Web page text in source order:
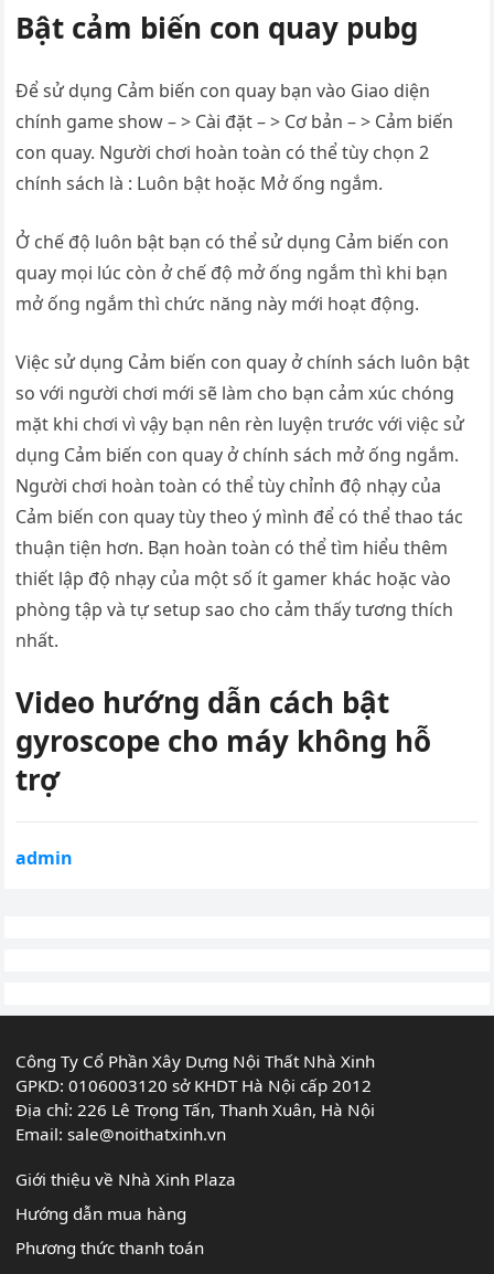
Bật cảm biến con quay pubg
Để sử dụng Cảm biến con quay bạn vào Giao diện
chính game show – > Cài đặt – > Cơ bản – > Cảm biến
con quay. Người chơi hoàn toàn có thể tùy chọn 2
chính sách là : Luôn bật hoặc Mở ống ngắm.
Ở chế độ luôn bật bạn có thể sử dụng Cảm biến con
quay mọi lúc còn ở chế độ mở ống ngắm thì khi bạn
mở ống ngắm thì chức năng này mới hoạt động.
Việc sử dụng Cảm biến con quay ở chính sách luôn bật
so với người chơi mới sẽ làm cho bạn cảm xúc chóng
mặt khi chơi vì vậy bạn nên rèn luyện trước với việc sử
dụng Cảm biến con quay ở chính sách mở ống ngắm.
Người chơi hoàn toàn có thể tùy chỉnh độ nhạy của
Cảm biến con quay tùy theo ý mình để có thể thao tác
thuận tiện hơn. Bạn hoàn toàn có thể tìm hiểu thêm
thiết lập độ nhạy của một số ít gamer khác hoặc vào
phòng tập và tự setup sao cho cảm thấy tương thích
nhất.
Video hướng dẫn cách bật
gyroscope cho máy không hỗ
trợ
admin
Công Ty Cổ Phần Xây Dựng Nội Thất Nhà Xinh
GPKD: 0106003120 sở KHDT Hà Nội cấp 2012
Địa chỉ: 226 Lê Trọng Tấn, Thanh Xuân, Hà Nội
Email:sale@noithatxinh.vn
Giới thiệu về Nhà Xinh Plaza
Hướng dẫn mua hàng
Phương thức thanh toán